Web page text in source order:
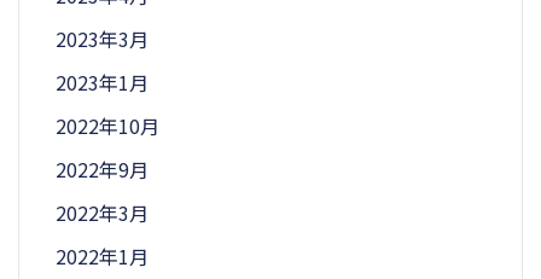
2023年3月
2023年1月
2022年10月
2022年9月
2022年3月
2022年1月